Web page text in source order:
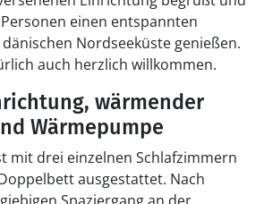
einen entspannten
Nordseeküste genießen.
auch herzlich willkommen.
wärmender
Wärmepumpe
mit drei einzelnen Schlafzimmern
ausgestattet. Nach